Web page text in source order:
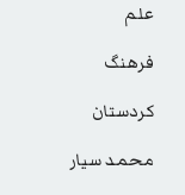
علم
فرهنگ
کردستان
محمد سیار